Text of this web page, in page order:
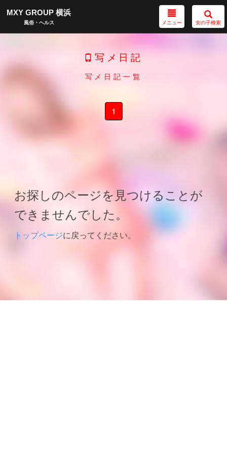
女の子検索
メニュー
MXY GROUP 横浜
風俗・ヘルス
写メ日記
写メ日記一覧
1
お探しのページを見つけることが
できませんでした。
トップページに戻ってください。